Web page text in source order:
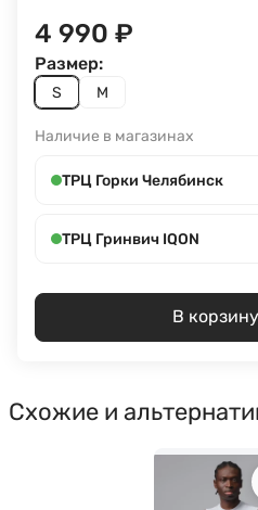
4 990 ₽
S M
Размер:
Наличие в магазинах
ТРЦ Горки Челябинск
ТРЦ Гринвич IQON
В корзину
Схожие и